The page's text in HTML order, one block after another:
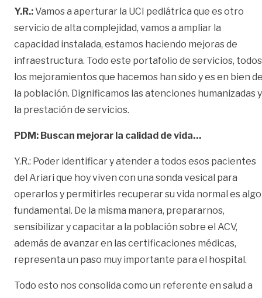
Y.R.:Vamos a aperturar la UCI pediátrica que es otro
servicio de alta complejidad, vamos a ampliar la
capacidad instalada, estamos haciendo mejoras de
infraestructura. Todo este portafolio de servicios, todos
los mejoramientos que hacemos han sido y es en bien
la población. Dignificamos las atenciones humanizadas y
la prestación de servicios.
PDM: Buscan mejorar la calidad de vida…
Y.R.: Poder identificar y atender a todos esos pacientes
del Ariari que hoy viven con una sonda vesical para
operarlos y permitirles recuperar su vida normal es algo
fundamental. De la misma manera, prepararnos,
sensibilizar y capacitar a la población sobre el ACV,
además de avanzar en las certificaciones médicas,
representa un paso muy importante para el hospital.
Todo esto nos consolida como un referente en salud a